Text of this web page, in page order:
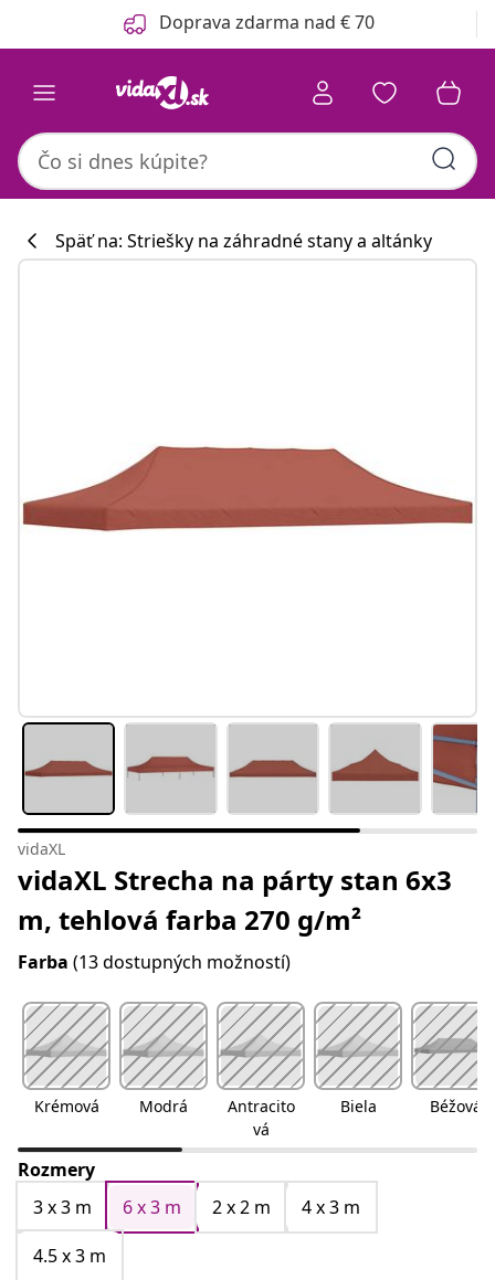
Predchádzajúce Doprava zdarma nad € 70
Späť na: Striešky na záhradné stany a altánky
vidaXL
vidaXL Strecha na párty stan 6x3
m, tehlová farba 270 g/m²
Farba (13 dostupných možností)
Krémová Modrá
Antracito
vá
Biela Béžová
Rozmery
3 x 3 m
6 x 3 m 2 x 2 m
4 x 3 m
4.5 x 3 m